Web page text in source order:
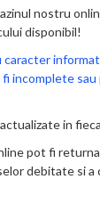
nostru
disponibil!
incomplete
in
pot fi
debitate si a